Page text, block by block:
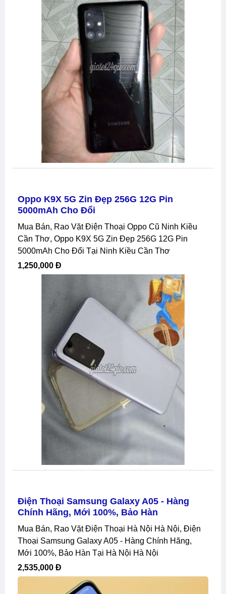
Oppo K9X 5G Zin Đẹp 256G 12G Pin
5000mAh Cho Đổi
Mua Bán, Rao Vặt Điện Thoại Oppo Cũ Ninh Kiều
Cần Thơ, Oppo K9X 5G Zin Đẹp 256G 12G Pin
5000mAh Cho Đổi Tại Ninh Kiều Cần Thơ
1,250,000 Đ
Điện Thoại Samsung Galaxy A05 - Hàng
Chính Hãng, Mới 100%, Bảo Hàn
Mua Bán, Rao Vặt Điện Thoại Hà Nội Hà Nội, Điện
Thoại Samsung Galaxy A05 - Hàng Chính Hãng,
Mới 100%, Bảo Hàn Tại Hà Nội Hà Nội
2,535,000 Đ